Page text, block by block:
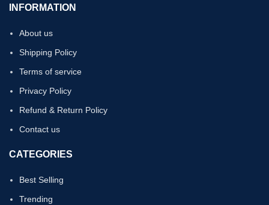
INFORMATION
About us
Shipping Policy
Terms of service
Privacy Policy
Refund & Return Policy
Contact us
CATEGORIES
Best Selling
Trending